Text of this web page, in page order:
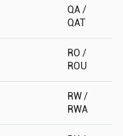
QA /
QAT
RO /
ROU
RW /
RWA